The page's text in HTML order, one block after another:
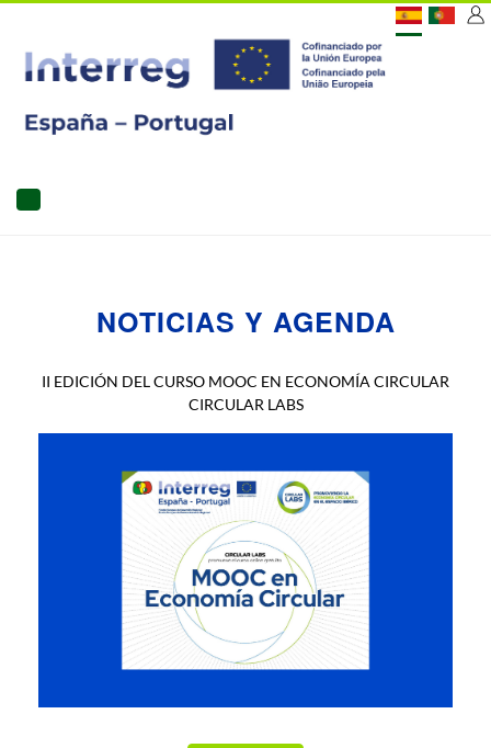
contenido
principal
MAIN
NOTICIAS Y AGENDA
II EDICIÓN DEL CURSO MOOC EN ECONOMÍA CIRCULAR
CIRCULAR LABS